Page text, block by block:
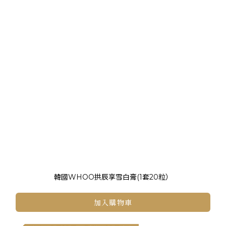
韓國WHOO拱辰享雪白膏(1套20粒）
加入購物車